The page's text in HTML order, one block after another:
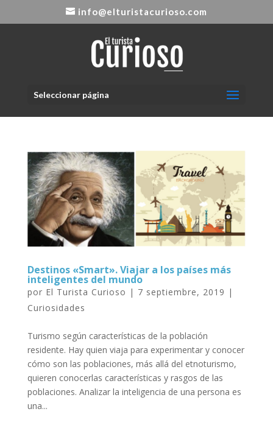
info@elturistacurioso.com
Seleccionar página
Destinos «Smart». Viajar a los países más
inteligentes del mundo
por El Turista Curioso | 7 septiembre, 2019 |
Curiosidades
Turismo según características de la población
residente. Hay quien viaja para experimentar y conocer
cómo son las poblaciones, más allá del etnoturismo,
quieren conocerlas características y rasgos de las
poblaciones. Analizar la inteligencia de una persona es
una...